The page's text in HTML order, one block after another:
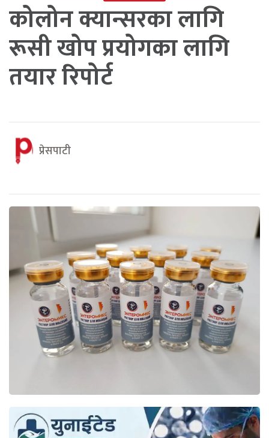
कोलोन क्यान्सरका लागि
रूसी खोप प्रयोगका लागि
तयार रिपोर्ट
प्रेसपाटी